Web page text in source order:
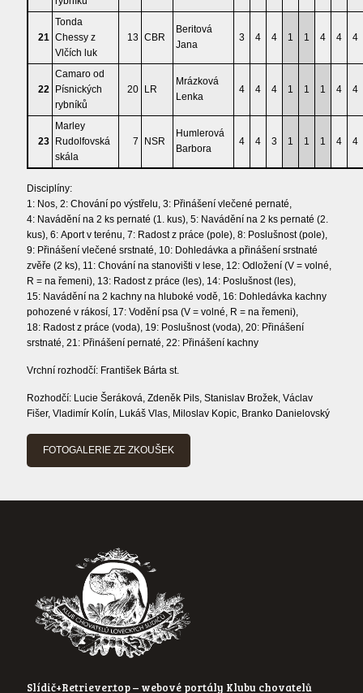
21
Tonda
Chessy z
Vlčích luk
13 CBR
Beritová
Jana
3 4 4 1 1 4 4 4
22
Camaro od
Písnických
rybníků
20 LR
Mrázková
Lenka
4 4 4 1 1 1 4 4
23
Marley
Rudolfovská
skála
7 NSR
Humlerová
Barbora
4 4 3 1 1 1 4 4
Disciplíny:
1: Nos, 2: Chování po výstřelu, 3: Přinášení vlečené pernaté,
4: Navádění na 2 ks pernaté (1. kus), 5: Navádění na 2 ks pernaté (2.
kus), 6: Aport v terénu, 7: Radost z práce (pole), 8: Poslušnost (pole),
9: Přinášení vlečené srstnaté, 10: Dohledávka a přinášení srstnaté
zvěře (2 ks), 11: Chování na stanovišti v lese, 12: Odložení (V = volné,
R = na řemeni), 13: Radost z práce (les), 14: Poslušnost (les),
15: Navádění na 2 kachny na hluboké vodě, 16: Dohledávka kachny
pohozené v rákosí, 17: Vodění psa (V = volné, R = na řemeni),
18: Radost z práce (voda), 19: Poslušnost (voda), 20: Přinášení
srstnaté, 21: Přinášení pernaté, 22: Přinášení kachny
Vrchní rozhodčí: František Bárta st.
Rozhodčí: Lucie Šeráková, Zdeněk Pils, Stanislav Brožek, Václav
Fišer, Vladimír Kolín, Lukáš Vlas, Miloslav Kopic, Branko Danielovský
FOTOGALERIE ZE ZKOUŠEK
Slídič+Retriever.top – webové portály Klubu chovatelů